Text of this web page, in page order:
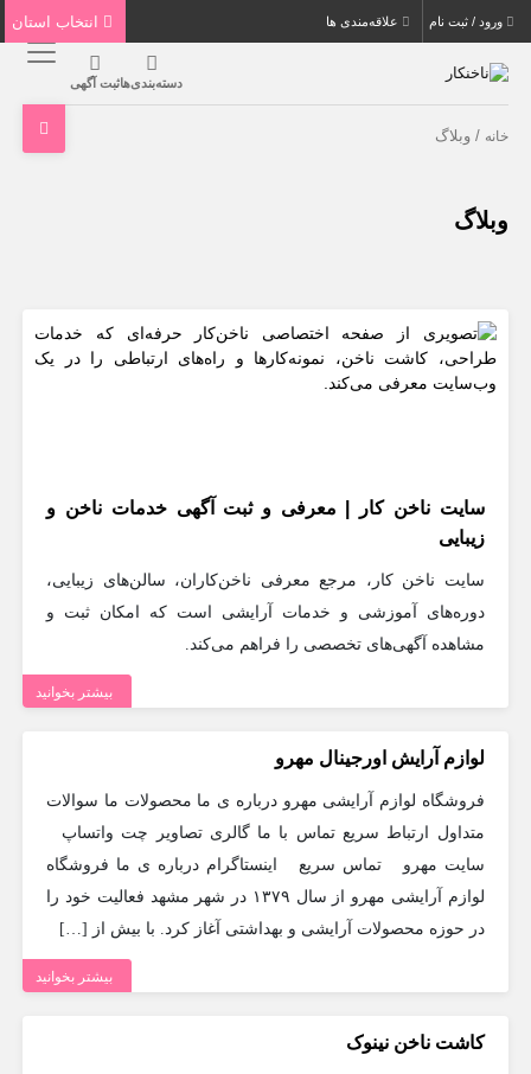
ورود / ثبت نام علاقه‌مندی ها
دسته‌بندی‌هاثبت آگهی
خانه / وبلاگ
وبلاگ
سایت ناخن کار | معرفی و ثبت آگهی خدمات ناخن و
زیبایی
سایت ناخن کار، مرجع معرفی ناخن‌کاران، سالن‌های زیبایی،
دوره‌های آموزشی و خدمات آرایشی است که امکان ثبت و
مشاهده آگهی‌های تخصصی را فراهم می‌کند.
بیشتر بخوانید
لوازم آرایش اورجینال مهرو
فروشگاه لوازم آرایشی مهرو درباره ی ما محصولات ما سوالات
متداول ارتباط سریع تماس با ما گالری تصاویر چت واتساپ
سایت مهرو تماس سریع اینستاگرام درباره ی ما فروشگاه
لوازم آرایشی مهرو از سال ۱۳۷۹ در شهر مشهد فعالیت خود را
در حوزه محصولات آرایشی و بهداشتی آغاز کرد. با بیش از […]
بیشتر بخوانید
کاشت ناخن نینوک